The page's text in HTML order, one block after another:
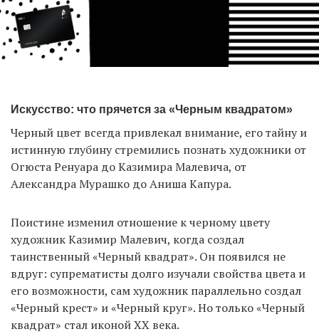
Искусство: что прячется за «Черным квадратом»
Черный цвет всегда привлекал внимание, его тайну и
истинную глубину стремились познать художники от
Огюста Ренуара до Казимира Малевича, от
Александра Мурашко до Аниша Капура.
Поистине изменил отношение к черному цвету
художник Казимир Малевич, когда создал
таинственный «Черный квадрат». Он появился не
вдруг: супрематисты долго изучали свойства цвета и
его возможности, сам художник параллельно создал
«Черный крест» и «Черный круг». Но только «Черный
квадрат» стал иконой ХХ века.